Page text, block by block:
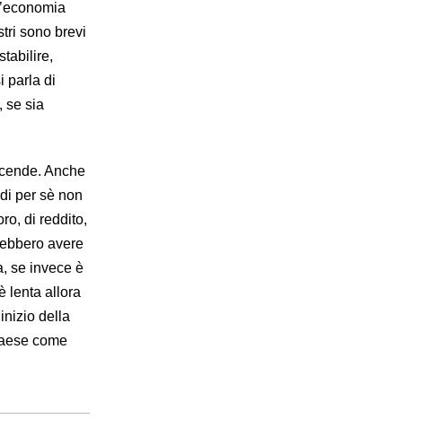
sono brevi
parla di
se sia
Anche
per sè non
di reddito,
avere
se invece è
lenta allora
della
come